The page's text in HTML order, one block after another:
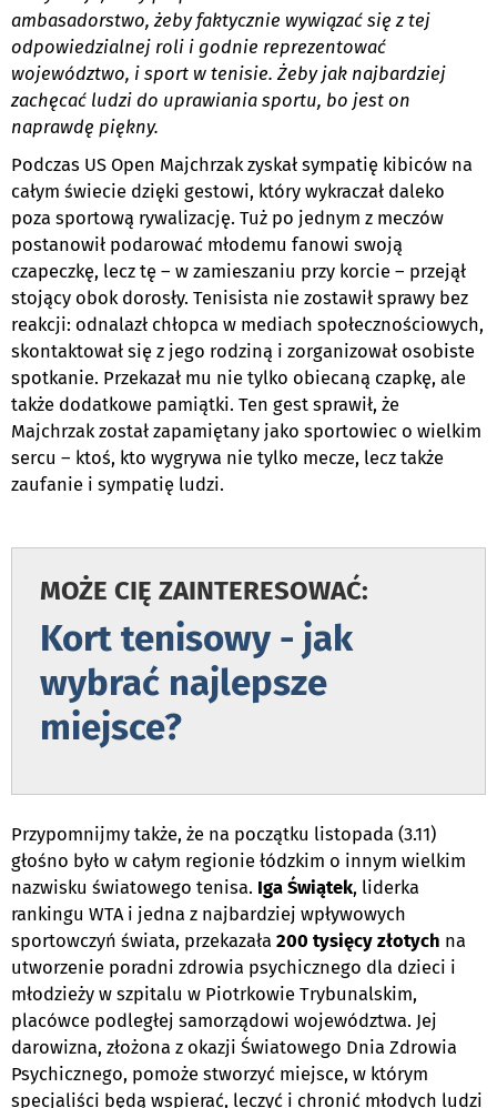
ambasadorstwo, żeby faktycznie wywiązać się z tej
odpowiedzialnej roli i godnie reprezentować
województwo, i sport w tenisie. Żeby jak najbardziej
zachęcać ludzi do uprawiania sportu, bo jest on
naprawdę piękny.
Podczas US Open Majchrzak zyskał sympatię kibiców na
całym świecie dzięki gestowi, który wykraczał daleko
poza sportową rywalizację. Tuż po jednym z meczów
postanowił podarować młodemu fanowi swoją
czapeczkę, lecz tę – w zamieszaniu przy korcie – przejął
stojący obok dorosły. Tenisista nie zostawił sprawy bez
reakcji: odnalazł chłopca w mediach społecznościowych,
skontaktował się z jego rodziną i zorganizował osobiste
spotkanie. Przekazał mu nie tylko obiecaną czapkę, ale
także dodatkowe pamiątki. Ten gest sprawił, że
Majchrzak został zapamiętany jako sportowiec o wielkim
sercu – ktoś, kto wygrywa nie tylko mecze, lecz także
zaufanie i sympatię ludzi.
MOŻE CIĘ ZAINTERESOWAĆ:
Kort tenisowy - jak
wybrać najlepsze
miejsce?
Przypomnijmy także, że na początku listopada (3.11)
głośno było w całym regionie łódzkim o innym wielkim
nazwisku światowego tenisa. Iga Świątek, liderka
rankingu WTA i jedna z najbardziej wpływowych
sportowczyń świata, przekazała 200 tysięcy złotych na
utworzenie poradni zdrowia psychicznego dla dzieci i
młodzieży w szpitalu w Piotrkowie Trybunalskim,
placówce podległej samorządowi województwa. Jej
darowizna, złożona z okazji Światowego Dnia Zdrowia
Psychicznego, pomoże stworzyć miejsce, w którym
specjaliści będą wspierać, leczyć i chronić młodych ludzi